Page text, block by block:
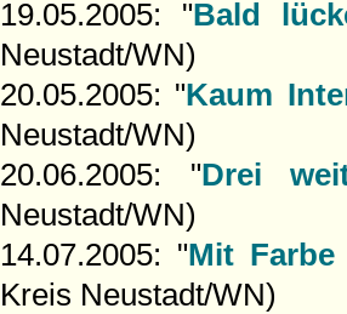
19.05.2005: "Bald
Neustadt/WN)
20.05.2005: "Kaum
Neustadt/WN)
20.06.2005: "Drei
Neustadt/WN)
14.07.2005: "Mit
Kreis Neustadt/WN)